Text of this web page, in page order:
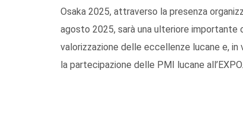
Osaka 2025, attraverso la presenza
agosto 2025, sarà una ulteriore
valorizzazione delle eccellenze lucane e,
la partecipazione delle PMI lucane all’EXPO.